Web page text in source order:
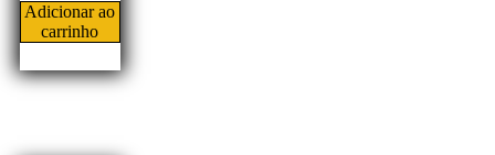
Adicionar ao
carrinho